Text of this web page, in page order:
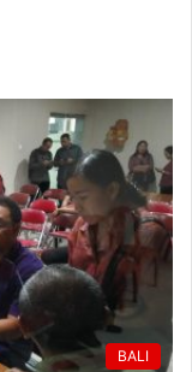
BALI